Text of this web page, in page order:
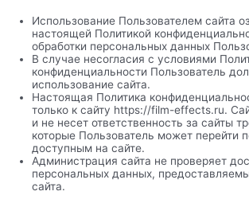
Использование Пользователем сайта
настоящей Политикой
обработки персональных данных
В случае несогласия с условиями
конфиденциальности Пользователь
использование сайта.
Настоящая Политика
только к сайту https://film-effects.ru.
и не несет ответственность за сайты
которые Пользователь может перейти
доступным на сайте.
Администрация сайта не проверяет
персональных данных,
сайта.